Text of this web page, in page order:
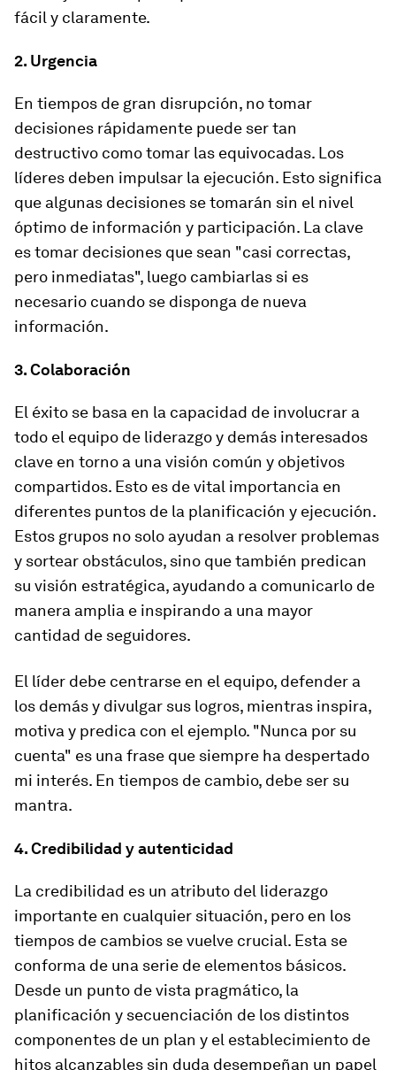
fácil y claramente.
2. Urgencia
En tiempos de gran disrupción, no tomar
decisiones rápidamente puede ser tan
destructivo como tomar las equivocadas. Los
líderes deben impulsar la ejecución. Esto significa
que algunas decisiones se tomarán sin el nivel
óptimo de información y participación. La clave
es tomar decisiones que sean "casi correctas,
pero inmediatas", luego cambiarlas si es
necesario cuando se disponga de nueva
información.
3. Colaboración
El éxito se basa en la capacidad de involucrar a
todo el equipo de liderazgo y demás interesados
clave en torno a una visión común y objetivos
compartidos. Esto es de vital importancia en
diferentes puntos de la planificación y ejecución.
Estos grupos no solo ayudan a resolver problemas
y sortear obstáculos, sino que también predican
su visión estratégica, ayudando a comunicarlo de
manera amplia e inspirando a una mayor
cantidad de seguidores.
El líder debe centrarse en el equipo, defender a
los demás y divulgar sus logros, mientras inspira,
motiva y predica con el ejemplo. "Nunca por su
cuenta" es una frase que siempre ha despertado
mi interés. En tiempos de cambio, debe ser su
mantra.
4. Credibilidad y autenticidad
La credibilidad es un atributo del liderazgo
importante en cualquier situación, pero en los
tiempos de cambios se vuelve crucial. Esta se
conforma de una serie de elementos básicos.
Desde un punto de vista pragmático, la
planificación y secuenciación de los distintos
componentes de un plan y el establecimiento de
hitos alcanzables sin duda desempeñan un papel